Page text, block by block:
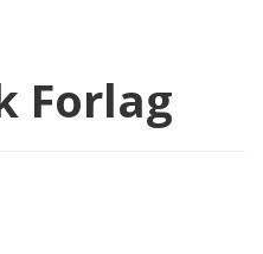
Forlag